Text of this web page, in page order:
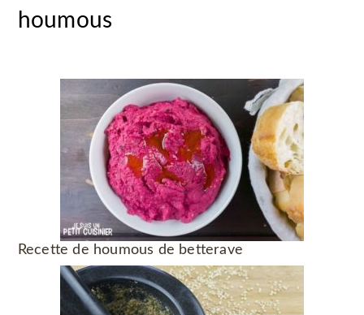
houmous
Recette de houmous de betterave